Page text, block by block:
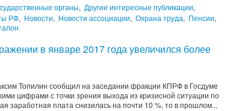
органы, Другие интересные публикации,
РФ, Новости, Новости ассоциации, Охрана труда, Пенсии,
в январе 2017 года увеличился более
Топилин сообщил на заседании фракции КПРФ в Госдуме
цифрами с точки зрения выхода из кризисной ситуации по
заработная плата снизилась на почти 10 %, то в прошлом...